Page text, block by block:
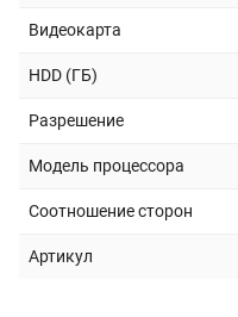
Видеокарта
HDD (ГБ)
Разрешение
Модель процессора
Соотношение сторон
Артикул